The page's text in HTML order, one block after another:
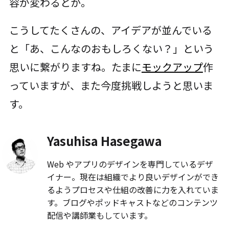
こうしてたくさんの、アイデアが並んでいる
と「あ、こんなのおもしろくない？」という
思いに繋がりますね。たまにモックアップ作
っていますが、また今度挑戦しようと思いま
す。
Yasuhisa Hasegawa
Web やアプリのデザインを専門しているデザ
イナー。現在は組織でより良いデザインができ
るようプロセスや仕組の改善に力を入れていま
す。ブログやポッドキャストなどのコンテンツ
配信や講師業もしています。